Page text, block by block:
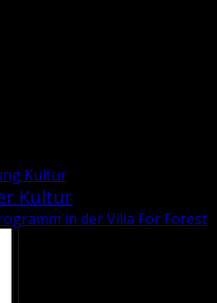
Kultur
Kultur
in der Villa For Forest